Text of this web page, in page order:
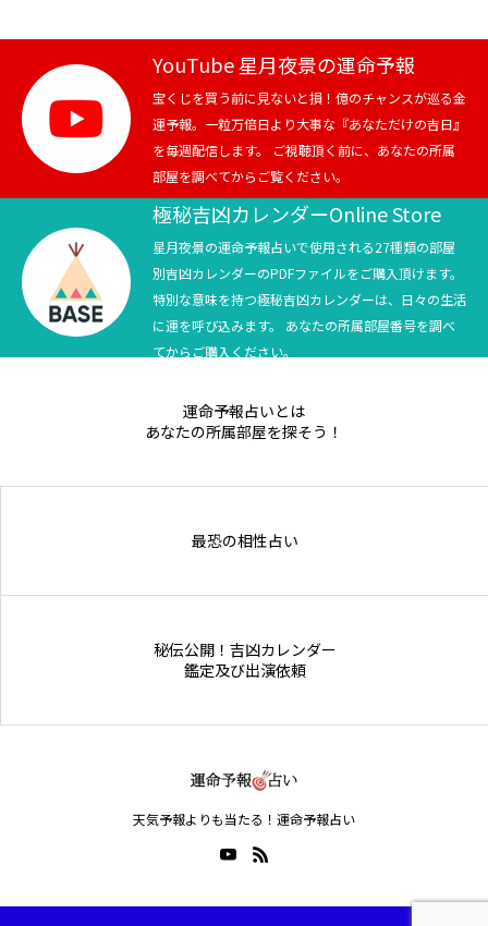
テニス
スポーツ
競馬
テニス四大大会・五輪
テニス四大大会・五輪
YouTube 星月夜景の運命予報
宝くじを買う前に見ないと損！億のチャンスが巡る金
運予報。一粒万倍日より大事な『あなただけの吉日』
を毎週配信します。 ご視聴頂く前に、あなたの所属
部屋を調べてからご覧ください。
極秘吉凶カレンダーOnline Store
星月夜景の運命予報占いで使用される27種類の部屋
別吉凶カレンダーのPDFファイルをご購入頂けます。
特別な意味を持つ極秘吉凶カレンダーは、日々の生活
に運を呼び込みます。 あなたの所属部屋番号を調べ
てからご購入ください。
運命予報占いとは
あなたの所属部屋を探そう！
最恐の相性占い
秘伝公開！吉凶カレンダー
鑑定及び出演依頼
天気予報よりも当たる！運命予報占い